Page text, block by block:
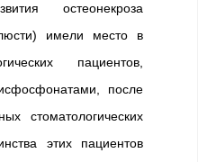
остеонекроза
имели место в
пациентов,
после
стоматологических
этих пациентов